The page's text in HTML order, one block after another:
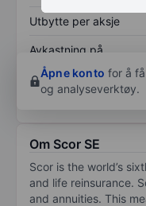
Utbytte per aksje
Avkastning på
egenkapital
Åpne konto for å
og analyseverktøy.
Om Scor SE
Scor is the world’s
and life reinsurance.
and annuities. This